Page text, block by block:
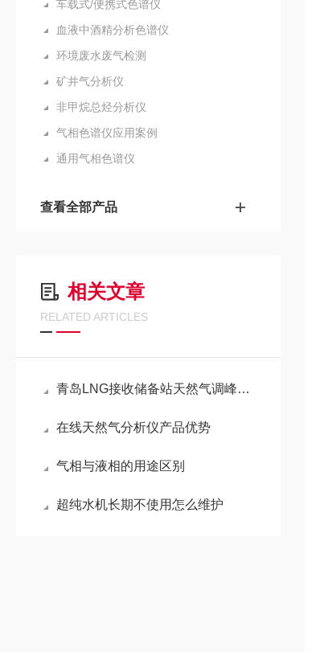
车载式/便携式色谱仪
血液中酒精分析色谱仪
环境废水废气检测
矿井气分析仪
非甲烷总烃分析仪
气相色谱仪应用案例
通用气相色谱仪
查看全部产品
相关文章
RELATED ARTICLES
青岛LNG接收储备站天然气调峰站液质现况分析仪
在线天然气分析仪产品优势
气相与液相的用途区别
超纯水机长期不使用怎么维护